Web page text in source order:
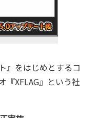
』をはじめとするコ
『XFLAG』という社